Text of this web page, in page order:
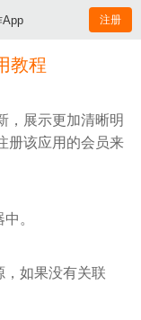
App 注册
教程
，展示更加清晰明
册该应用的会员来
。
，如果没有关联